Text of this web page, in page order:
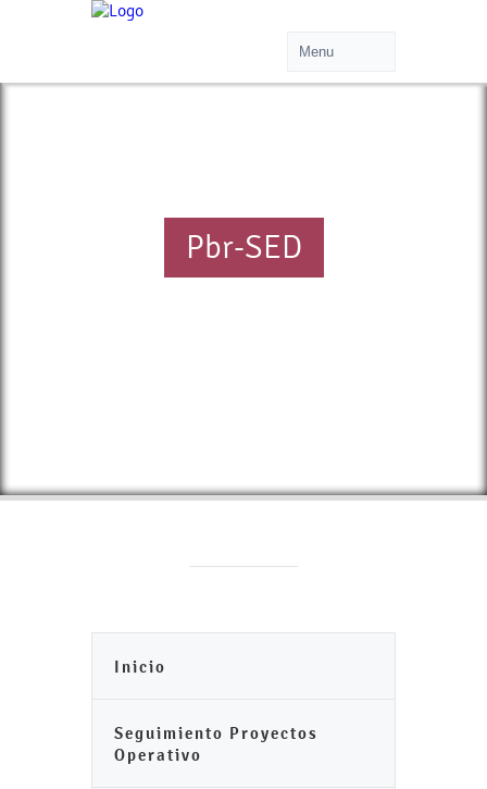
Pbr-SED
Inicio
Seguimiento Proyectos
Operativo